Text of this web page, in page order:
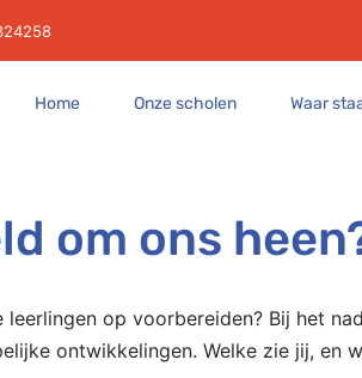
Home Onze scholen Waar
om ons
op voorbereiden? Bij het
ontwikkelingen. Welke zie jij, en